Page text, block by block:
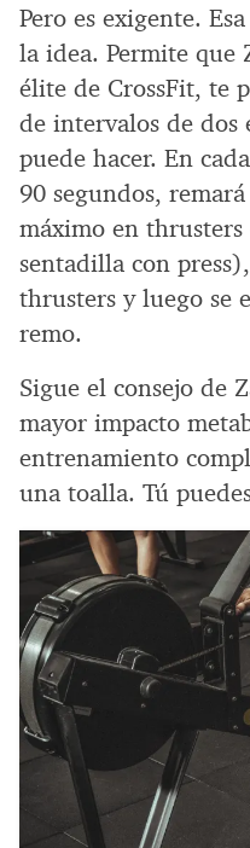
Pero es exigente.
la idea. Permite que
élite de CrossFit, te
de intervalos de dos
puede hacer. En
90 segundos,
máximo en
sentadilla con
thrusters y luego se
remo.
Sigue el consejo de
mayor impacto
entrenamiento
una toalla. Tú